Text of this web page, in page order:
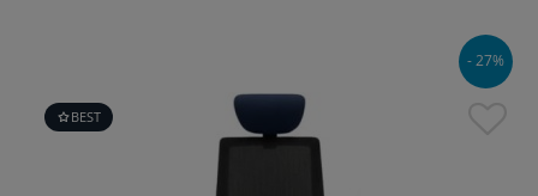
BEST
- 27%